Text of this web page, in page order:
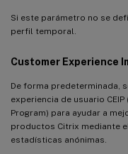
Si este parámetro no se
perfil temporal.
Customer Experience
De forma predeterminada,
experiencia de usuario
Program) para ayudar a
productos Citrix mediante
estadísticas anónimas.